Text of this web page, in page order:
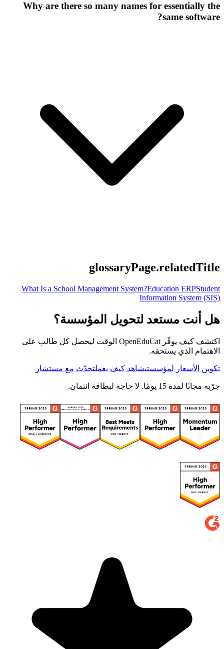
Why are there so many names for essentially the
same software?
glossaryPage.relatedTitle
What Is a School Management System?Education ERPStudent
Information System (SIS)
هل أنت مستعد لتحويل المؤسسة؟
اكتشف كيف يوفّر OpenEduCat الوقت ليحصل كل طالب على
الاهتمام الذي يستحقه.
تكوين الأسعار لمؤسستيشاهد كيف يعملتحدّث مع مستشار
جرّبه مجانًا لمدة 15 يومًا. لا حاجة لبطاقة ائتمان.